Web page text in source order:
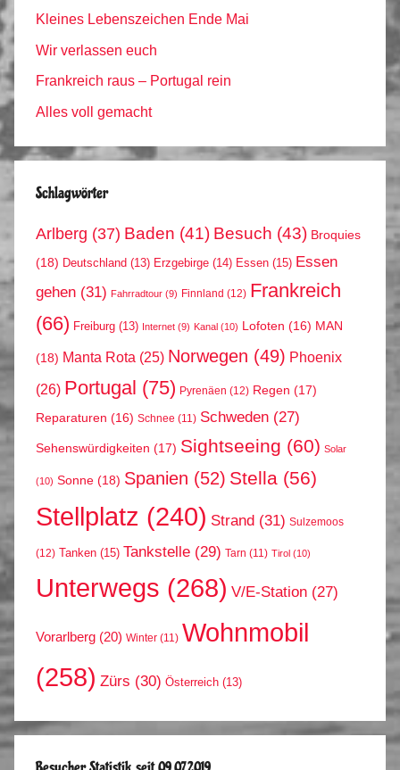
Kleines Lebenszeichen Ende Mai
Wir verlassen euch
Frankreich raus – Portugal rein
Alles voll gemacht
Schlagwörter
Arlberg (37) Baden (41) Besuch (43) Broquies
(18) Deutschland (13) Erzgebirge (14) Essen (15) Essen
gehen (31) Fahrradtour (9) Finnland (12) Frankreich
(66) Freiburg (13) Internet (9) Kanal (10) Lofoten (16) MAN
(18) Manta Rota (25) Norwegen (49) Phoenix
(26) Portugal (75) Pyrenäen (12) Regen (17)
Reparaturen (16) Schnee (11) Schweden (27)
Sehenswürdigkeiten (17) Sightseeing (60) Solar
(10) Sonne (18) Spanien (52) Stella (56)
Stellplatz (240) Strand (31) Sulzemoos
(12) Tanken (15) Tankstelle (29) Tarn (11) Tirol (10)
Unterwegs (268) V/E-Station (27)
Vorarlberg (20) Winter (11) Wohnmobil
(258) Zürs (30) Österreich (13)